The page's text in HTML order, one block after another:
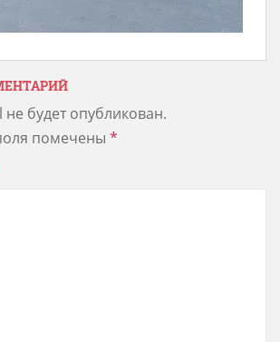
будет опубликован.
помечены *